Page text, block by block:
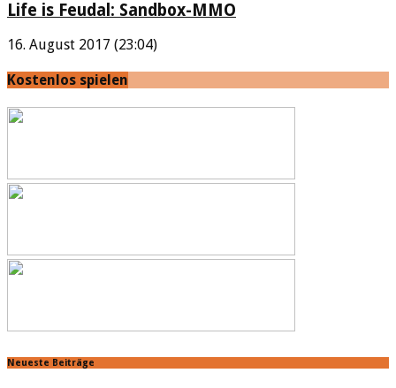
Life is Feudal: Sandbox-MMO
16. August 2017 (23:04)
Kostenlos spielen
Neueste Beiträge